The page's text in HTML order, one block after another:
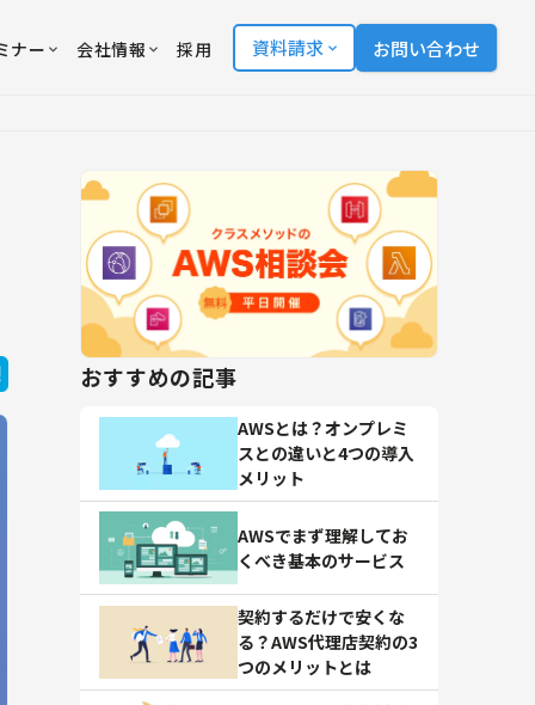
ナー 会社情報 採用 資料請求 お問い合わせ
おすすめの記事
AWSとは？オンプレミ
スとの違いと4つの導入
メリット
AWSでまず理解してお
くべき基本のサービス
契約するだけで安くな
る？AWS代理店契約の3
つのメリットとは